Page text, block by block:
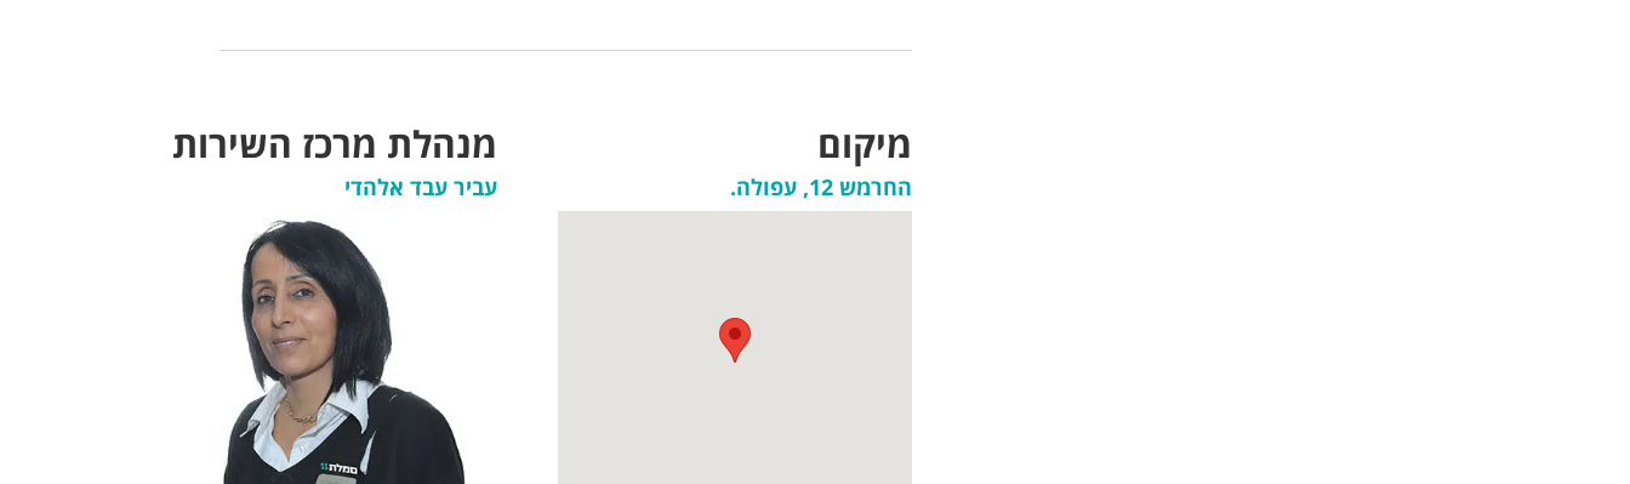
מיקום
החרמש 12, עפולה.
מנהלת מרכז השירות
עביר עבד אלהדי